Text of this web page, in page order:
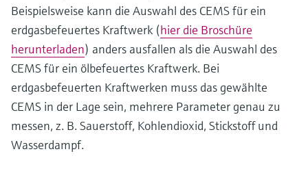
Beispielsweise kann die Auswahl des CEMS für ein
erdgasbefeuertes Kraftwerk (hier die Broschüre
herunterladen) anders ausfallen als die Auswahl des
CEMS für ein ölbefeuertes Kraftwerk. Bei
erdgasbefeuerten Kraftwerken muss das gewählte
CEMS in der Lage sein, mehrere Parameter genau zu
messen, z. B. Sauerstoff, Kohlendioxid, Stickstoff und
Wasserdampf.